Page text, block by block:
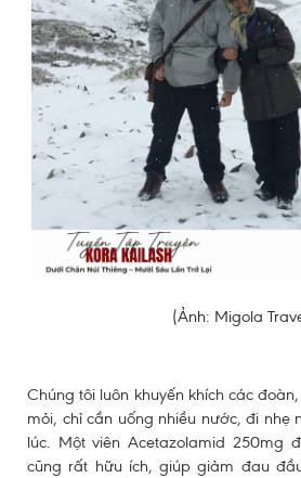
(Ảnh: Migola
Chúng tôi luôn khuyến khích các
mỏi, chỉ cần uống nhiều nước, đi nhẹ
lúc. Một viên Acetazolamid 250mg
cũng rất hữu ích, giúp giảm đau